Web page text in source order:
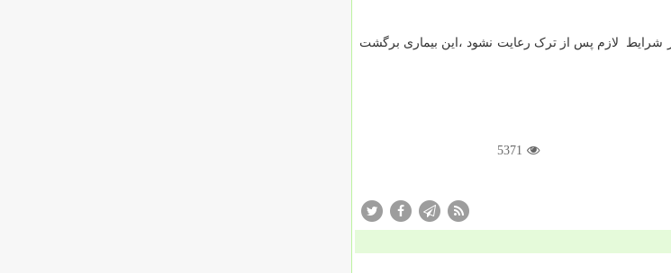
شرایط لازم پس از ترک رعایت نشود ،این بیماری برگشت
5371